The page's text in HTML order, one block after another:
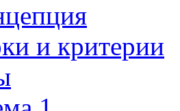
и критерии